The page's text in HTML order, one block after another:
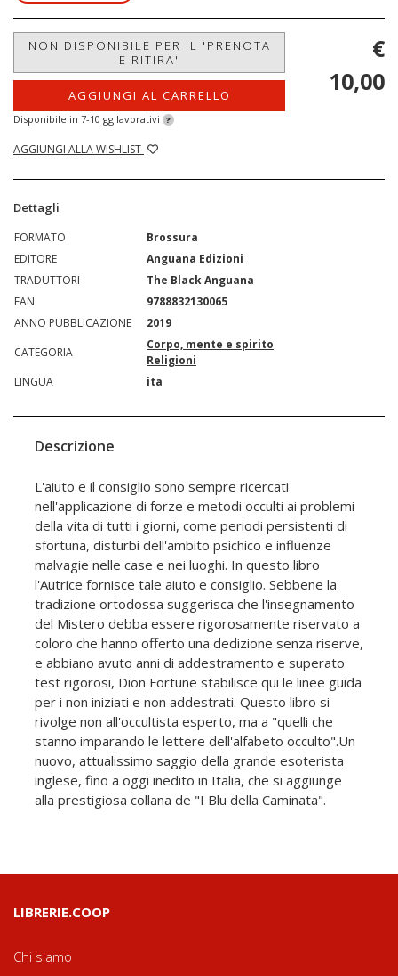
NON DISPONIBILE PER IL 'PRENOTA
E RITIRA'
AGGIUNGI AL CARRELLO
Disponibile in 7-10 gg lavorativi ?
AGGIUNGI ALLA WISHLIST
€
10,00
Dettagli
FORMATO
Brossura
EDITORE
Anguana Edizioni
TRADUTTORI
The Black Anguana
EAN
9788832130065
ANNO PUBBLICAZIONE
2019
CATEGORIA
Corpo, mente e spirito
Religioni
LINGUA
ita
Descrizione
L'aiuto e il consiglio sono sempre ricercati
nell'applicazione di forze e metodi occulti ai problemi
della vita di tutti i giorni, come periodi persistenti di
sfortuna, disturbi dell'ambito psichico e influenze
malvagie nelle case e nei luoghi. In questo libro
l'Autrice fornisce tale aiuto e consiglio. Sebbene la
tradizione ortodossa suggerisca che l'insegnamento
del Mistero debba essere rigorosamente riservato a
coloro che hanno offerto una dedizione senza riserve,
e abbiano avuto anni di addestramento e superato
test rigorosi, Dion Fortune stabilisce qui le linee guida
per i non iniziati e non addestrati. Questo libro si
rivolge non all'occultista esperto, ma a "quelli che
stanno imparando le lettere dell'alfabeto occulto".Un
nuovo, attualissimo saggio della grande esoterista
inglese, fino a oggi inedito in Italia, che si aggiunge
alla prestigiosa collana de "I Blu della Caminata".
LIBRERIE.COOP
Chi siamo